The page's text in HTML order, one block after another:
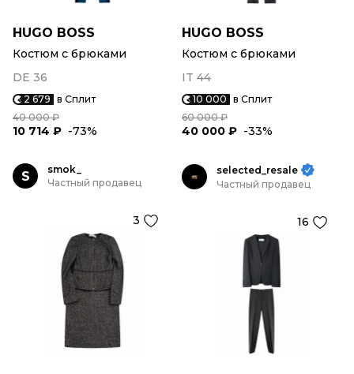
HUGO BOSS
Костюм с брюками
DE 36
2 679 в Сплит
40 000 ₽
10 714 ₽ -73%
HUGO BOSS
Костюм с брюками
IT 44
10 000 в Сплит
60 000 ₽
40 000 ₽ -33%
S
smok_
Частный продавец
3
selected_resale
Частный продавец
16